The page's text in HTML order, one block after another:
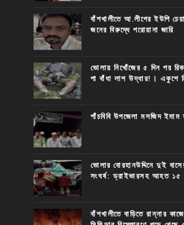
বাঁশখালীতে আ.লীগের ইউপি
জনের বিরুদ্ধে পরোয়ানা জারি
ভোলায় নিখোঁজের ৫ দিন পর
পা বাঁধা লাশ উদ্ধার!। একুশে
পাঁচবিবি উপজেলা মসজিদ ইমাম
ভোলার বোরহানউদ্দিনে দুই
সংঘর্ষ: ড্রাইভারসহ আহত ১৫
বাঁশখালীতে বাড়িতে রান্নার